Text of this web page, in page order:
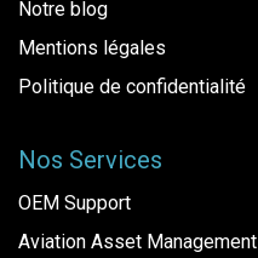
Notre blog
Mentions légales
Politique de confidentialité
Nos Services
OEM Support
Aviation Asset Management